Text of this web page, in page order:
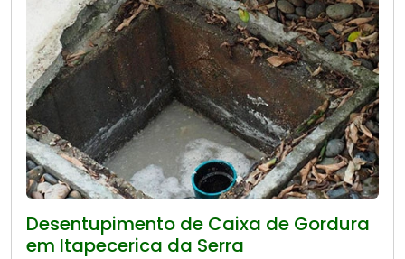
Desentupimento de Caixa de Gordura
em Itapecerica da Serra